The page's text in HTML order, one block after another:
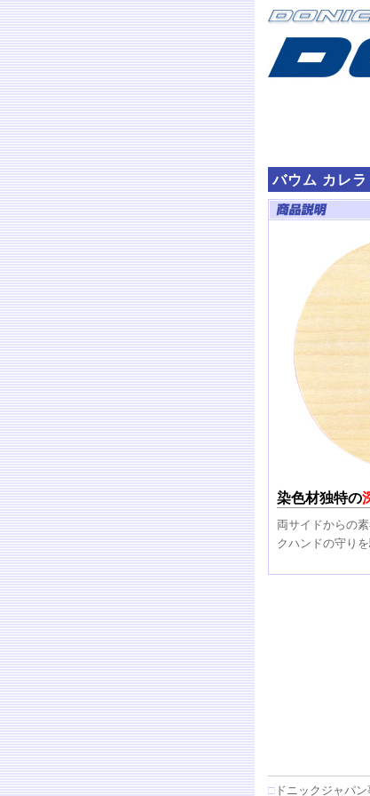
バウム カレ
染色材独特の
両サイドからの
クハンドの守り
□ ドニックジャパ